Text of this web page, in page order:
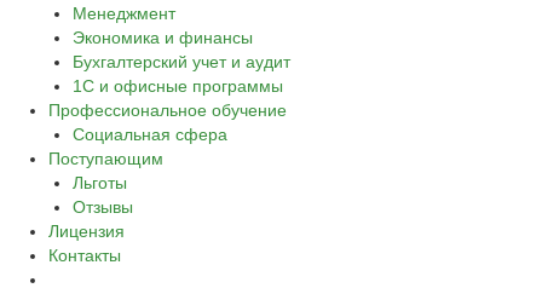
Менеджмент
Экономика и финансы
Бухгалтерский учет и аудит
1С и офисные программы
Профессиональное обучение
Социальная сфера
Поступающим
Льготы
Отзывы
Лицензия
Контакты